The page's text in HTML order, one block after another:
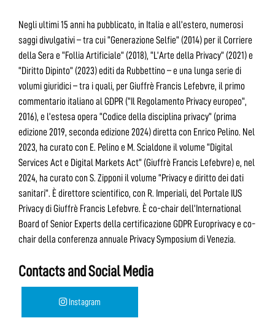
Negli ultimi 15 anni ha pubblicato, in Italia e all’estero, numerosi
saggi divulgativi – tra cui “Generazione Selfie” (2014) per il Corriere
della Sera e “Follia Artificiale” (2018), “L’Arte della Privacy” (2021) e
“Diritto Dipinto” (2023) editi da Rubbettino – e una lunga serie di
volumi giuridici – tra i quali, per Giuffrè Francis Lefebvre, il primo
commentario italiano al GDPR (“Il Regolamento Privacy europeo”,
2016), e l’estesa opera “Codice della disciplina privacy” (prima
edizione 2019, seconda edizione 2024) diretta con Enrico Pelino. Nel
2023, ha curato con E. Pelino e M. Scialdone il volume “Digital
Services Act e Digital Markets Act” (Giuffrè Francis Lefebvre) e, nel
2024, ha curato con S. Zipponi il volume “Privacy e diritto dei dati
sanitari”. È direttore scientifico, con R. Imperiali, del Portale IUS
Privacy di Giuffrè Francis Lefebvre. È co-chair dell’International
Board of Senior Experts della certificazione GDPR Europrivacy e co-
chair della conferenza annuale Privacy Symposium di Venezia.
Contacts and Social Media
Instagram